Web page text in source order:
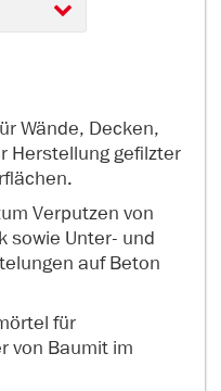
Wände, Decken,
Herstellung gefilzter
Verputzen von
sowie Unter- und
auf Beton
für
von Baumit im